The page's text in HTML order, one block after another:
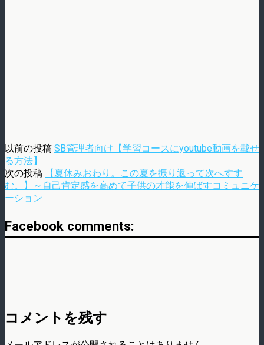
以前の投稿 SB管理者向け【学習コースにyoutube動画を載せ
る方法】
次の投稿
【夏休みおわり。この夏を振り返って次へすす
む。】～自己肯定感を高めて子供の才能を伸ばすコミュニケ
ーション
Facebook comments:
コメントを残す